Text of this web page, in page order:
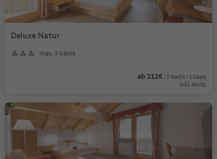
Deluxe Natur
max. 3 Gäste
ab 212€ / 1 Nacht / 2 Gäste
Inkl. MwSt.